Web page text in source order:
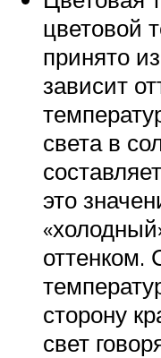
цветовой
принято
зависит
света в
это
оттенком.
сторону
свет